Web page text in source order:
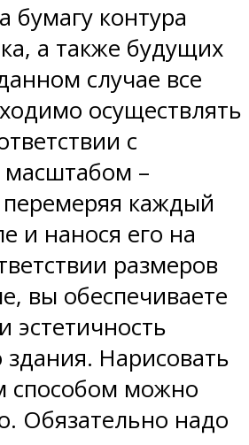
бумагу контура
а также будущих
случае все
осуществлять
с
–
перемеряя каждый
и нанося его на
размеров
вы обеспечиваете
эстетичность
здания. Нарисовать
способом можно
Обязательно надо